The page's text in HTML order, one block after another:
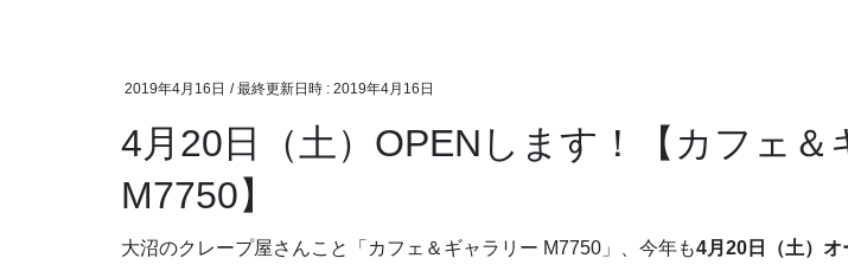
2019年4月16日 / 最終更新日時 : 2019年4月16日
4月20日（土）OPENします！【カフェ＆
M7750】
大沼のクレープ屋さんこと「カフェ＆ギャラリー M7750」、今年も4月20日（土）オ